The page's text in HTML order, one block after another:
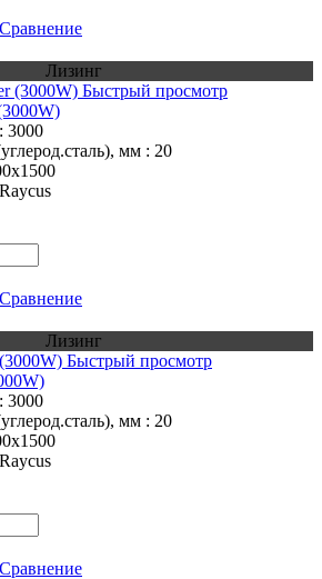
Сравнение
Лизинг
Быстрый просмотр
: 3000
мм : 20
Сравнение
Лизинг
Быстрый просмотр
: 3000
мм : 20
Сравнение